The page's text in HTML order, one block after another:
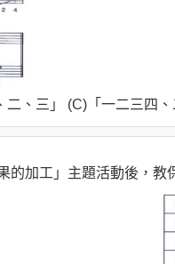
、三」 (C)「一二三四
的加工」主題活動後，